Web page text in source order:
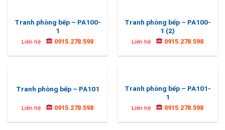
Tranh phòng bếp – PA100-
1
Liên hệ 0915.278.598
Tranh phòng bếp – PA100-
1 (2)
Liên hệ 0915.278.598
Tranh phòng bếp – PA101
Liên hệ 0915.278.598
Tranh phòng bếp – PA101-
1
Liên hệ 0915.278.598